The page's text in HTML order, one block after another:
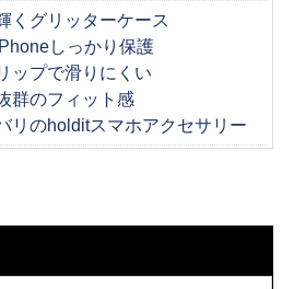
くグリッターケース
しっかり保護
ップで滑りにくい
群のフィット感
リのholditスマホアクセサリー